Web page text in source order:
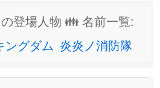
登場人物 👪 名前一覧:
ングダム 炎炎ノ消防隊